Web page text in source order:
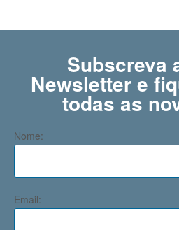
Subscreva
Newsletter e
todas as
Nome:
Email: